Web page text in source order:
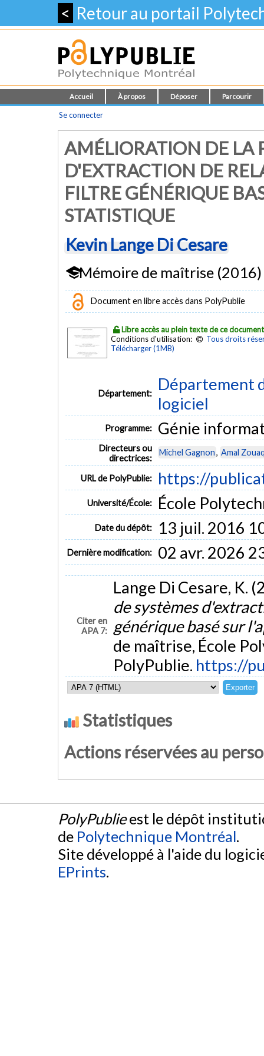
< Retour au portail
Accueil À propos Déposer Parcourir
Se connecter
AMÉLIORATION DE LA
D'EXTRACTION DE
FILTRE GÉNÉRIQUE
STATISTIQUE
Kevin Lange Di Cesare
Mémoire de maîtrise (2016)
Document en libre accès dans PolyPublie
Libre accès au plein texte de ce document
Conditions d'utilisation:
Tous droits
Télécharger (1MB)
Département:
Département
logiciel
Programme: Génie
Directeurs ou
directrices:
Michel Gagnon, Amal
URL de PolyPublie: https://
Université/École: École
Date du dépôt: 13 juil. 2016
Dernière modification: 02 avr. 2026
Citer en
APA 7:
Lange Di Cesare, K.
de systèmes
générique basé sur
de maîtrise, École
PolyPublie. https://
Statistiques
Actions réservées au
PolyPublieest le dépôt
de Polytechnique Montréal.
Site développé à l'aide du
EPrints.